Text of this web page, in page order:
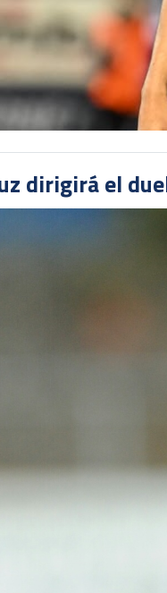
dirigirá el